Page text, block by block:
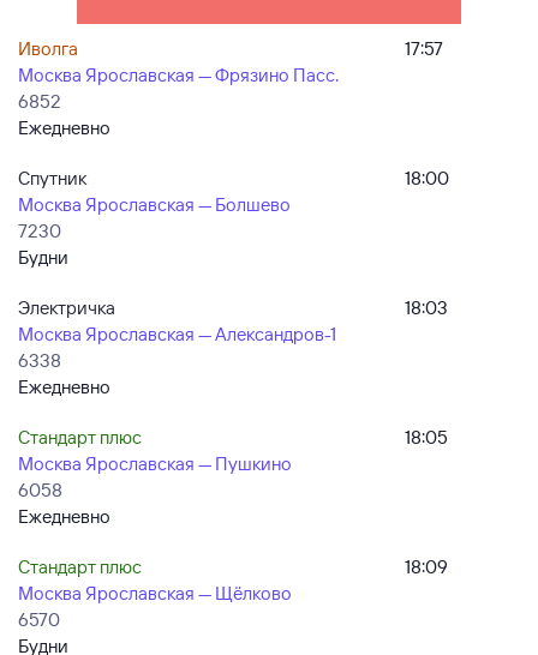
Иволга
Москва Ярославская — Фрязино Пасс.
6852
Ежедневно
17:57
Спутник
Москва Ярославская — Болшево
7230
Будни
18:00
Электричка
Москва Ярославская — Александров-1
6338
Ежедневно
18:03
Стандарт плюс
Москва Ярославская — Пушкино
6058
Ежедневно
18:05
Стандарт плюс
Москва Ярославская — Щёлково
6570
Будни
18:09